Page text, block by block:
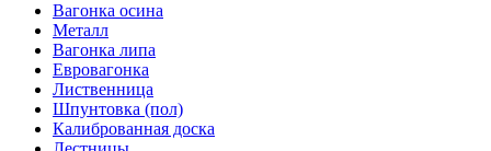
Вагонка осина
Металл
Вагонка липа
Евровагонка
Лиственница
Шпунтовка (пол)
Калиброванная доска